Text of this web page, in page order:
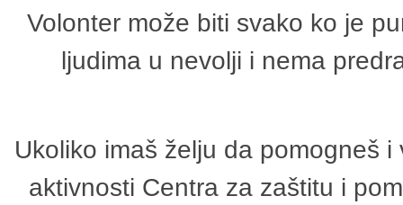
Volonter može biti svako ko je
ljudima u nevolji i nema
Ukoliko imaš želju da pomogneš
aktivnosti Centra za zaštitu i